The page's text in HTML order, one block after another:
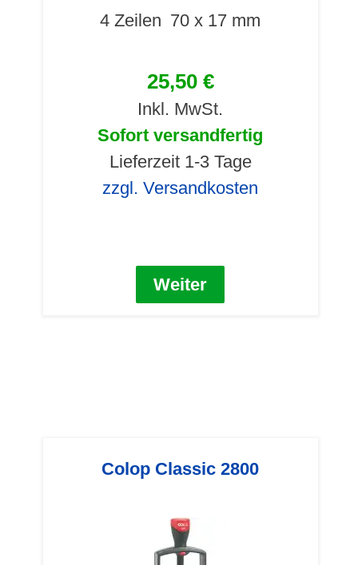
4 Zeilen 70 x 17 mm
25,50 €
Inkl. MwSt.
Sofort versandfertig
Lieferzeit 1-3 Tage
zzgl. Versandkosten
Weiter
Colop Classic 2800